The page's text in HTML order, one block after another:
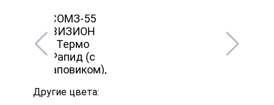
Другие цвета: